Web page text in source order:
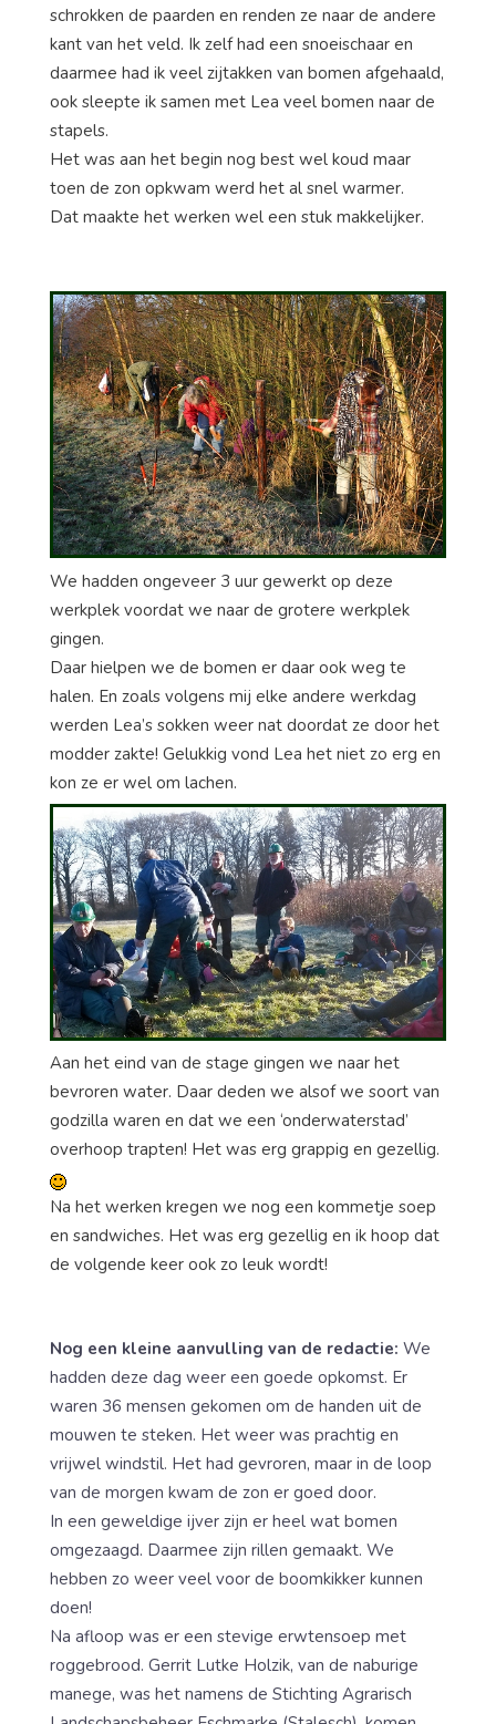
schrokken de paarden en renden ze naar de andere
kant van het veld. Ik zelf had een snoeischaar en
daarmee had ik veel zijtakken van bomen afgehaald,
ook sleepte ik samen met Lea veel bomen naar de
stapels.
Het was aan het begin nog best wel koud maar
toen de zon opkwam werd het al snel warmer.
Dat maakte het werken wel een stuk makkelijker.
We hadden ongeveer 3 uur gewerkt op deze
werkplek voordat we naar de grotere werkplek
gingen.
Daar hielpen we de bomen er daar ook weg te
halen. En zoals volgens mij elke andere werkdag
werden Lea’s sokken weer nat doordat ze door het
modder zakte! Gelukkig vond Lea het niet zo erg en
kon ze er wel om lachen.
Aan het eind van de stage gingen we naar het
bevroren water. Daar deden we alsof we soort van
godzilla waren en dat we een ‘onderwaterstad’
overhoop trapten! Het was erg grappig en gezellig.
Na het werken kregen we nog een kommetje soep
en sandwiches. Het was erg gezellig en ik hoop dat
de volgende keer ook zo leuk wordt!
Nog een kleine aanvulling van de redactie: We
hadden deze dag weer een goede opkomst. Er
waren 36 mensen gekomen om de handen uit de
mouwen te steken. Het weer was prachtig en
vrijwel windstil. Het had gevroren, maar in de loop
van de morgen kwam de zon er goed door.
In een geweldige ijver zijn er heel wat bomen
omgezaagd. Daarmee zijn rillen gemaakt. We
hebben zo weer veel voor de boomkikker kunnen
doen!
Na afloop was er een stevige erwtensoep met
roggebrood. Gerrit Lutke Holzik, van de naburige
manege, was het namens de Stichting Agrarisch